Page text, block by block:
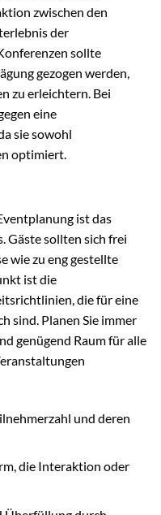
zwischen den
der
sollte
gezogen werden,
zu erleichtern. Bei
eine
sie sowohl
optimiert.
ist das
Gäste sollten sich frei
wie zu eng gestellte
ist die
die für eine
sind. Planen Sie immer
genügend Raum für alle
und deren
die Interaktion oder